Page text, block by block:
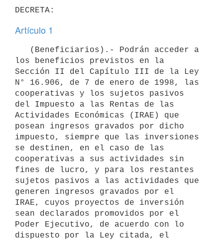
Artículo 1
los beneficios previstos en la
Sección II del Capítulo III de la Ley
N° 16.906, de 7 de enero de 1998, las
cooperativas y los sujetos pasivos
del Impuesto a las Rentas de las
Actividades Económicas (IRAE) que
posean ingresos gravados por dicho
impuesto, siempre que las inversiones
se destinen, en el caso de las
cooperativas a sus actividades sin
fines de lucro, y para los restantes
sujetos pasivos a las actividades que
generen ingresos gravados por el
IRAE, cuyos proyectos de inversión
sean declarados promovidos por el
Poder Ejecutivo, de acuerdo con lo
dispuesto por la Ley citada, el